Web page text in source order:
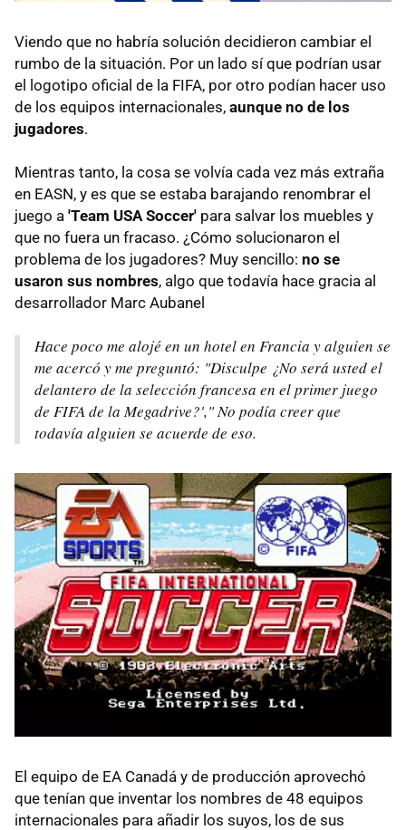
Viendo que no habría solución decidieron cambiar el
rumbo de la situación. Por un lado sí que podrían usar
el logotipo oficial de la FIFA, por otro podían hacer uso
de los equipos internacionales, aunque no de los
jugadores.
Mientras tanto, la cosa se volvía cada vez más extraña
en EASN, y es que se estaba barajando renombrar el
juego a 'Team USA Soccer' para salvar los muebles y
que no fuera un fracaso. ¿Cómo solucionaron el
problema de los jugadores? Muy sencillo: no se
usaron sus nombres, algo que todavía hace gracia al
desarrollador Marc Aubanel
Hace poco me alojé en un hotel en Francia y alguien se
me acercó y me preguntó: "Disculpe ¿No será usted el
delantero de la selección francesa en el primer juego
de FIFA de la Megadrive?'," No podía creer que
todavía alguien se acuerde de eso.
El equipo de EA Canadá y de producción aprovechó
que tenían que inventar los nombres de 48 equipos
internacionales para añadir los suyos, los de sus